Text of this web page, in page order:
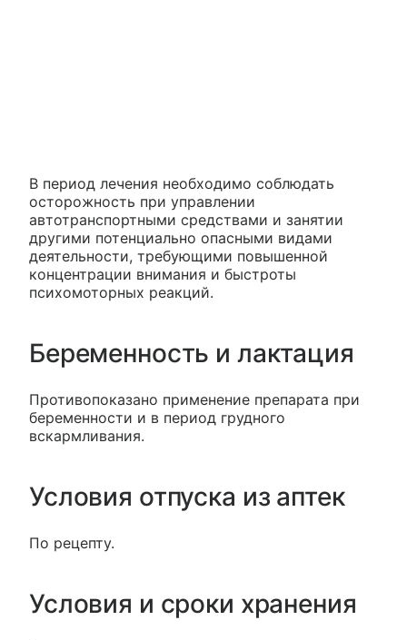
В период лечения необходимо соблюдать
осторожность при управлении
автотранспортными средствами и занятии
другими потенциально опасными видами
деятельности, требующими повышенной
концентрации внимания и быстроты
психомоторных реакций.
Беременность и лактация
Противопоказано применение препарата при
беременности и в период грудного
вскармливания.
Условия отпуска из аптек
По рецепту.
Условия и сроки хранения